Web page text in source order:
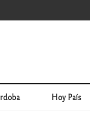
Hoy País